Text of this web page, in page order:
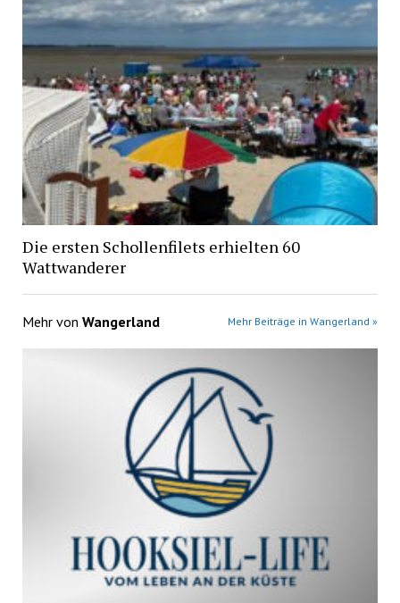
Die ersten Schollenfilets erhielten 60
Wattwanderer
Mehr von Wangerland Mehr Beiträge in Wangerland »